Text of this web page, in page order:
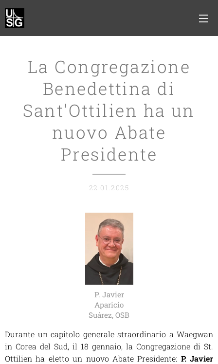
La Congregazione
Benedettina di
Sant'Ottilien ha un
nuovo Abate
Presidente
22.01.2025
P. Javier
Aparicio
Suárez, OSB
Durante un capitolo generale straordinario a Waegwan
in Corea del Sud, il 18 gennaio, la Congregazione di St.
Ottilien ha eletto un nuovo Abate Presidente: P. Javier